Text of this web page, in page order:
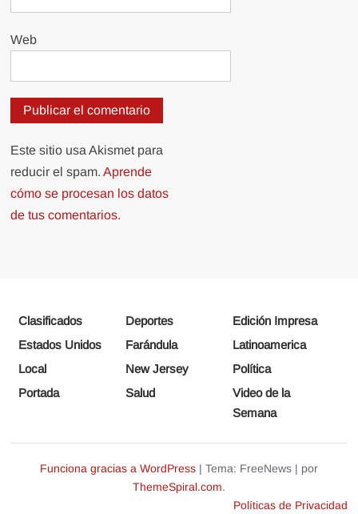
Web
Este sitio usa Akismet para
reducir el spam.Aprende
cómo se procesan los datos
de tus comentarios.
Clasificados Deportes
Edición Impresa
Estados Unidos
Farándula
Latinoamerica
Local
New Jersey
Política
Portada
Salud
Video de la
Semana
Funciona gracias a WordPress | Tema: FreeNews | por
ThemeSpiral.com.
Políticas de Privacidad